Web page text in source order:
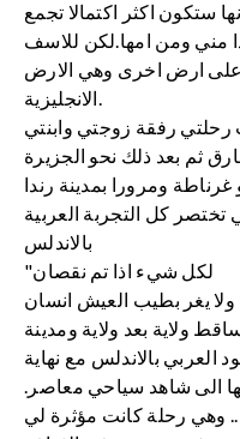
ستكون اكثر اكتمالا تجمع
مني ومن امها.لكن للاسف
ارض اخرى وهي الارض
الانجليزية.
رحلتي رفقة زوجتي وابنتي
ثم بعد ذلك نحو الجزيرة
ومرورا بمدينة رندا
تختصر كل التجربة العربية
بالاندلس
"لكل شيء اذا تم نقصان
ولا يغر بطيب العيش انسان
ولاية بعد ولاية ومدينة
العربي بالاندلس مع نهاية
الى شاهد سياحي معاصر.
وهي رحلة كانت مؤثرة لي ..